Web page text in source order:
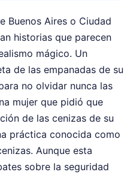
Buenos Aires o Ciudad
historias que parecen
mágico. Un
de las empanadas de su
no olvidar nunca las
mujer que pidió que
de las cenizas de su
práctica conocida como
Aunque esta
sobre la seguridad